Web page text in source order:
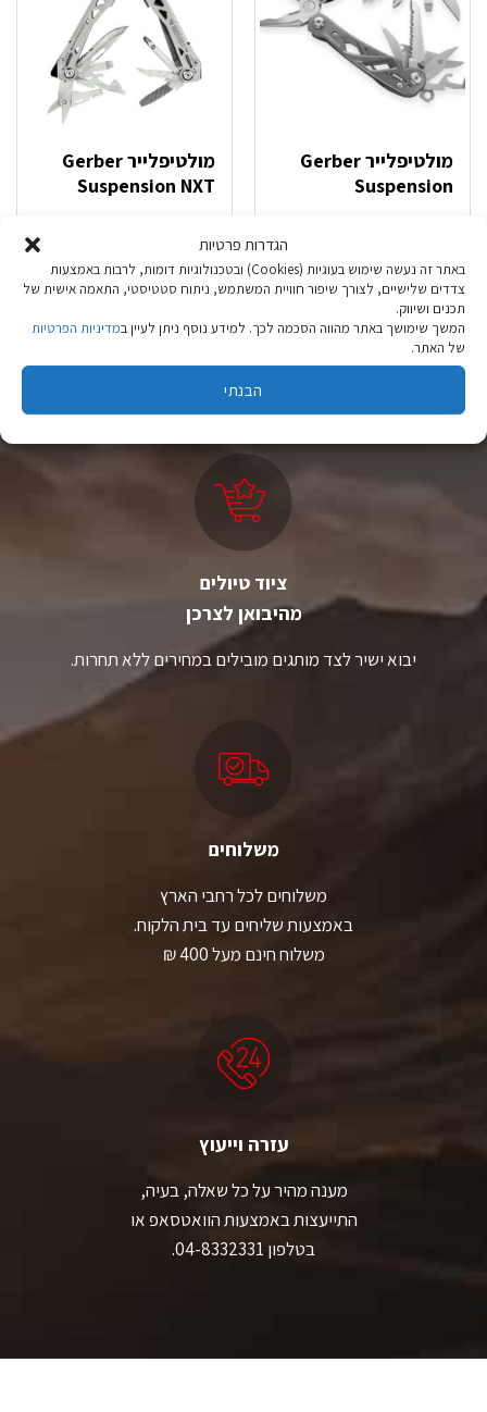
הגדרות פרטיות
באתר זה נעשה שימוש בעוגיות (Cookies) ובטכנולוגיות דומות, לרבות באמצעות
צדדים שלישיים, לצורך שיפור חוויית המשתמש, ניתוח סטטיסטי, התאמה אישית של
תכנים ושיווק.
המשך שימושך באתר מהווה הסכמה לכך. למידע נוסף ניתן לעיין במדיניות הפרטיות
של האתר.
הבנתי
מולטיפלייר Gerber
Suspension
הוספה לסל
מולטיפלייר Gerber
Suspension NXT
הוספה לסל
ציוד טיולים
מהיבואן לצרכן
יבוא ישיר לצד מותגים מובילים במחירים ללא תחרות.
משלוחים
משלוחים לכל רחבי הארץ
באמצעות שליחים עד בית הלקוח.
משלוח חינם מעל 400 ₪
עזרה וייעוץ
מענה מהיר על כל שאלה, בעיה,
התייעצות באמצעות הוואטסאפ או
בטלפון 04-8332331.